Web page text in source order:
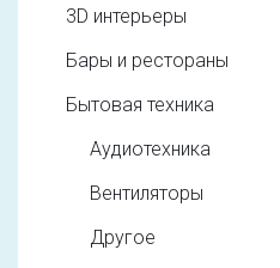
3D интерьеры
Бары и рестораны
Бытовая техника
Аудиотехника
Вентиляторы
Другое